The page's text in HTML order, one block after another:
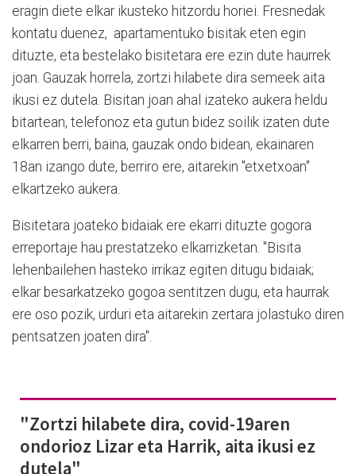
eragin diete elkar ikusteko hitzordu horiei. Fresnedak
kontatu duenez, apartamentuko bisitak eten egin
dituzte, eta bestelako bisitetara ere ezin dute haurrek
joan. Gauzak horrela, zortzi hilabete dira semeek aita
ikusi ez dutela. Bisitan joan ahal izateko aukera heldu
bitartean, telefonoz eta gutun bidez soilik izaten dute
elkarren berri, baina, gauzak ondo bidean, ekainaren
18an izango dute, berriro ere, aitarekin "etxetxoan"
elkartzeko aukera.
Bisitetara joateko bidaiak ere ekarri dituzte gogora
erreportaje hau prestatzeko elkarrizketan. "Bisita
lehenbailehen hasteko irrikaz egiten ditugu bidaiak;
elkar besarkatzeko gogoa sentitzen dugu, eta haurrak
ere oso pozik, urduri eta aitarekin zertara jolastuko diren
pentsatzen joaten dira".
"Zortzi hilabete dira, covid-19aren
ondorioz Lizar eta Harrik, aita ikusi ez
dutela"